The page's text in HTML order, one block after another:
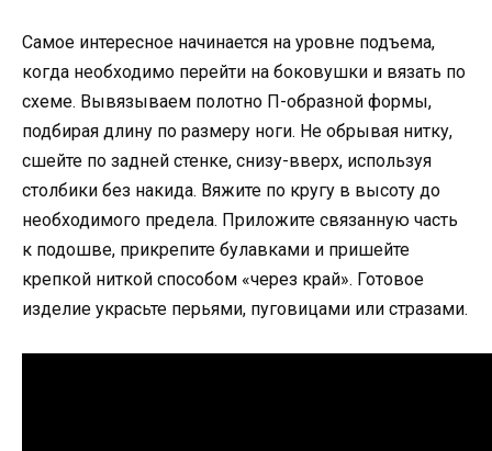
Самое интересное начинается на уровне подъема,
когда необходимо перейти на боковушки и вязать по
схеме. Вывязываем полотно П-образной формы,
подбирая длину по размеру ноги. Не обрывая нитку,
сшейте по задней стенке, снизу-вверх, используя
столбики без накида. Вяжите по кругу в высоту до
необходимого предела. Приложите связанную часть
к подошве, прикрепите булавками и пришейте
крепкой ниткой способом «через край». Готовое
изделие украсьте перьями, пуговицами или стразами.